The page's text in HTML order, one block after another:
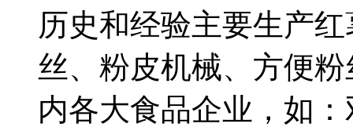
历史和经验主要生产
丝、粉皮机械、方便
内各大食品企业，如